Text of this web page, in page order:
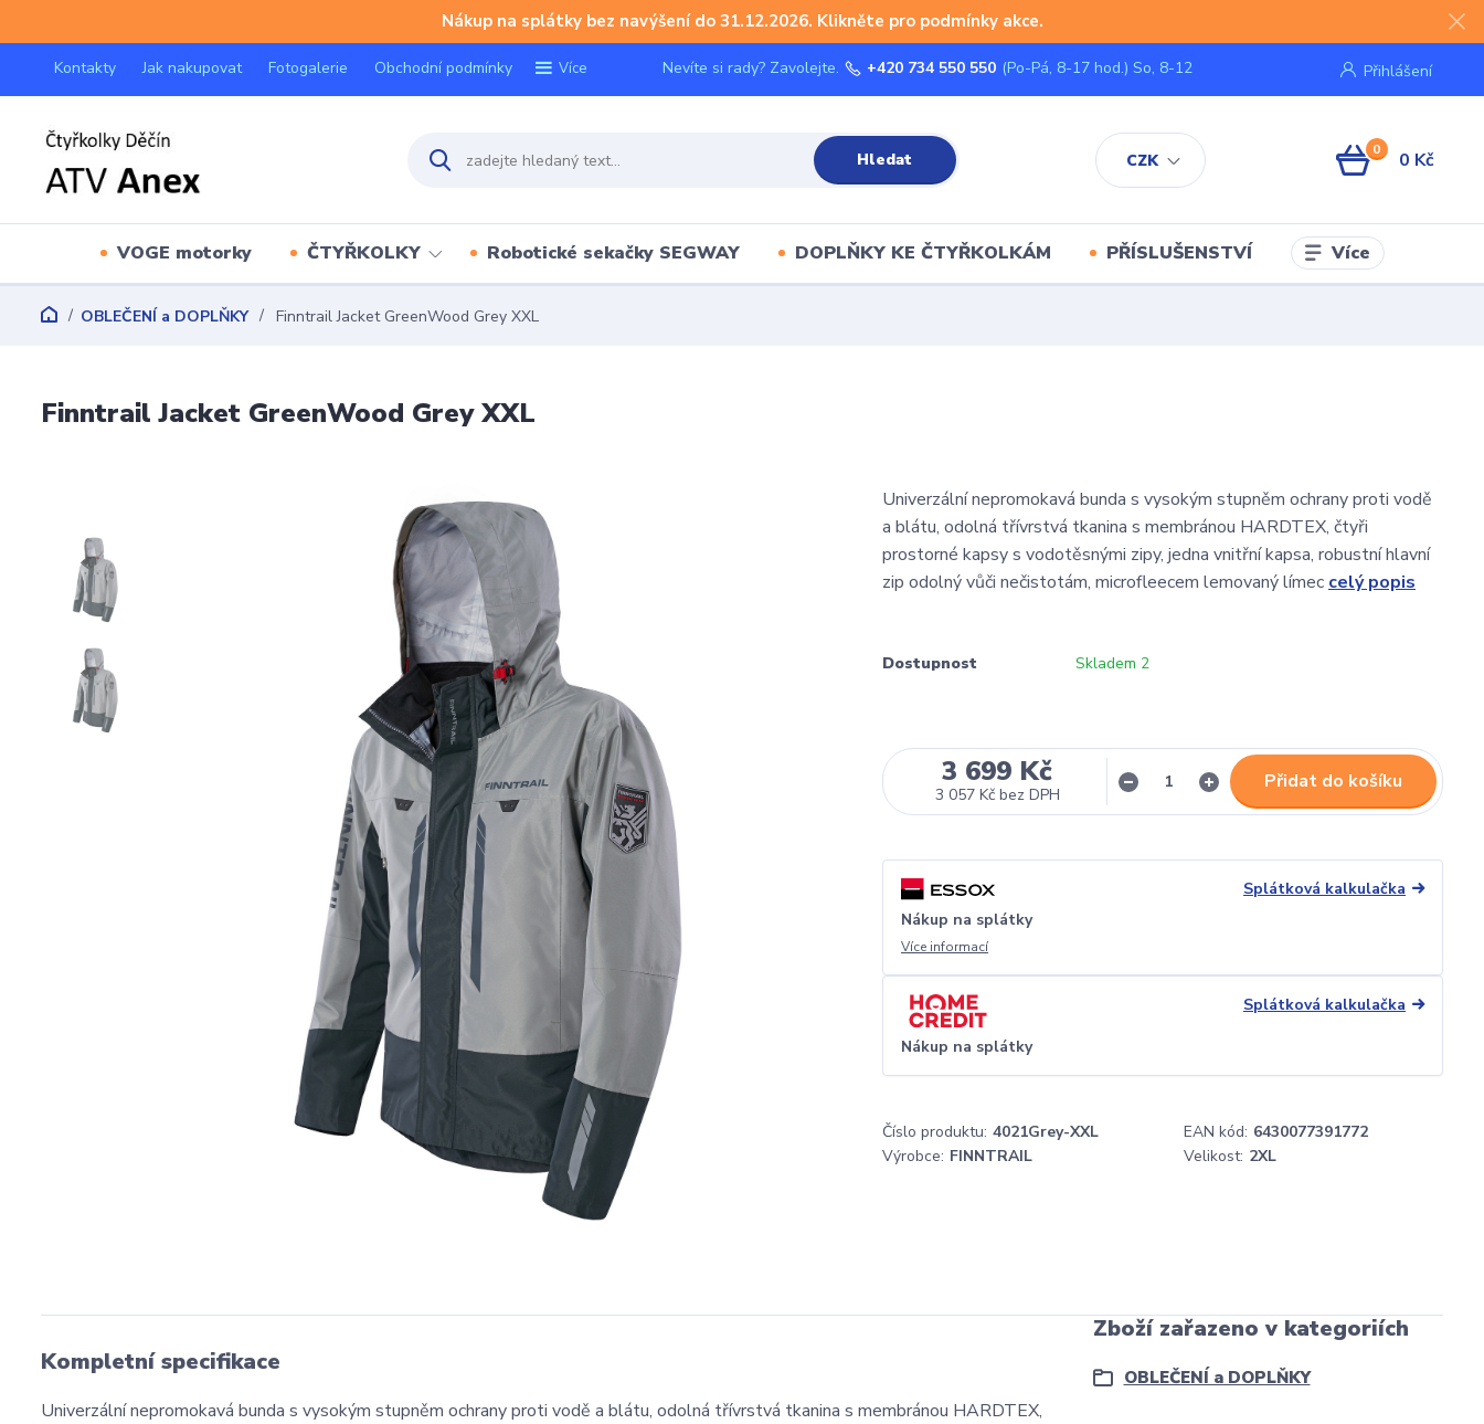
Nákup na splátky bez navýšení do 31.12.2026. Klikněte pro podmínky akce.
Kontakty Jak nakupovat Fotogalerie Obchodní podmínky Více
CZK
Přihlášení
Hledat
Nevíte si rady? Zavolejte. +420 734 550 550 (Po-Pá, 8-17 hod.) So, 8-12
0 0 Kč
VOGE motorky ČTYŘKOLKY Robotické sekačky SEGWAY DOPLŇKY KE ČTYŘKOLKÁM PŘÍSLUŠENSTVÍ Více
OBLEČENÍ a DOPLŇKY Finntrail Jacket GreenWood Grey XXL
Finntrail Jacket GreenWood Grey XXL
Univerzální nepromokavá bunda s vysokým stupněm ochrany proti vodě
a blátu, odolná třívrstvá tkanina s membránou HARDTEX, čtyři
prostorné kapsy s vodotěsnými zipy, jedna vnitřní kapsa, robustní hlavní
zip odolný vůči nečistotám, microfleecem lemovaný límec celý popis
Dostupnost Skladem 2
3 699 Kč
3 057 Kč bez DPH
Přidat do košíku
Splátková kalkulačka
Nákup na splátky
Více informací
Splátková kalkulačka
Nákup na splátky
Číslo produktu: 4021Grey-XXL EAN kód: 6430077391772
Výrobce: FINNTRAIL Velikost: 2XL
Kompletní specifikace
Univerzální nepromokavá bunda s vysokým stupněm ochrany proti vodě a blátu, odolná třívrstvá tkanina s membránou HARDTEX,
Zboží zařazeno v kategoriích
OBLEČENÍ a DOPLŇKY